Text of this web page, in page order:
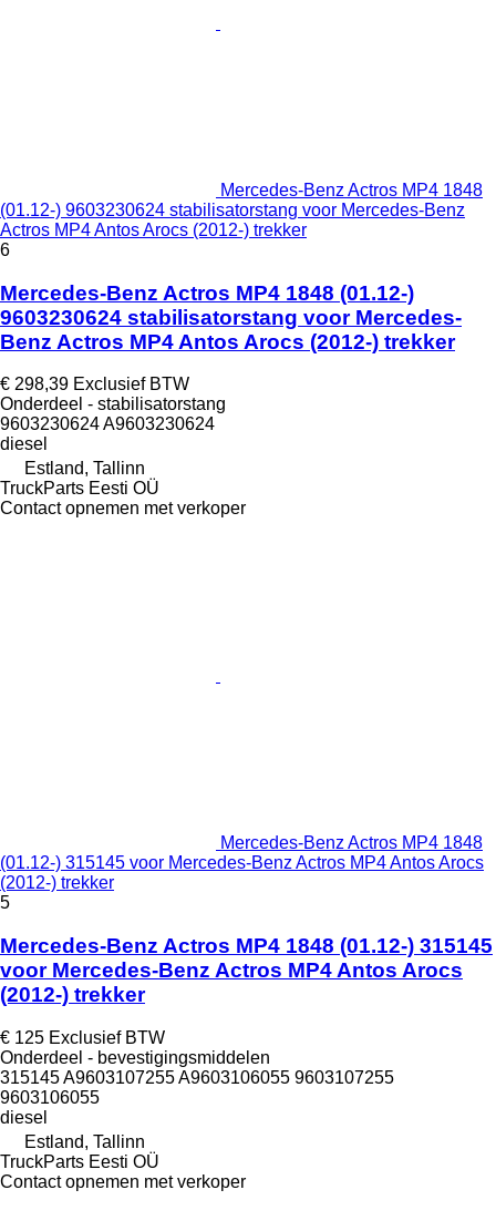
Mercedes-Benz Actros MP4 1848
(01.12-) 9603230624 stabilisatorstang voor Mercedes-Benz
Actros MP4 Antos Arocs (2012-) trekker
6
Mercedes-Benz Actros MP4 1848 (01.12-)
9603230624 stabilisatorstang voor Mercedes-
Benz Actros MP4 Antos Arocs (2012-) trekker
€ 298,39 Exclusief BTW
Onderdeel - stabilisatorstang
9603230624 A9603230624
diesel
Estland, Tallinn
TruckParts Eesti OÜ
Contact opnemen met verkoper
Mercedes-Benz Actros MP4 1848
(01.12-) 315145 voor Mercedes-Benz Actros MP4 Antos Arocs
(2012-) trekker
5
Mercedes-Benz Actros MP4 1848 (01.12-) 315145
voor Mercedes-Benz Actros MP4 Antos Arocs
(2012-) trekker
€ 125 Exclusief BTW
Onderdeel - bevestigingsmiddelen
315145 A9603107255 A9603106055 9603107255
9603106055
diesel
Estland, Tallinn
TruckParts Eesti OÜ
Contact opnemen met verkoper